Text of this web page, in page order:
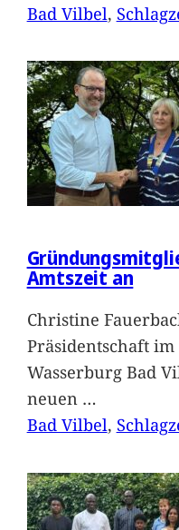
Bad Vilbel,
Amtszeit an
Christine
Präsidentschaft
Wasserburg Bad
neuen …
Bad Vilbel,